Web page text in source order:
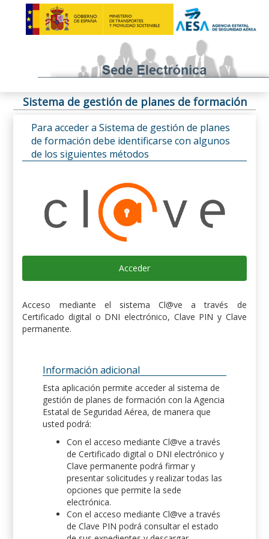
Sistema de gestión de planes de formación
Para acceder a Sistema de gestión de planes
de formación debe identificarse con algunos
de los siguientes métodos
Acceder
Acceso mediante el sistema Cl@ve a través de
Certificado digital o DNI electrónico, Clave PIN y Clave
permanente.
Información adicional
Esta aplicación permite acceder al sistema de
gestión de planes de formación con la Agencia
Estatal de Seguridad Aérea, de manera que
usted podrá:
Con el acceso mediante Cl@ve a través
de Certificado digital o DNI electrónico y
Clave permanente podrá firmar y
presentar solicitudes y realizar todas las
opciones que permite la sede
electrónica.
Con el acceso mediante Cl@ve a través
de Clave PIN podrá consultar el estado